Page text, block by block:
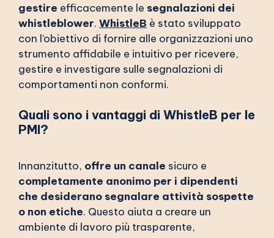
gestire efficacemente le segnalazioni dei
whistleblower. WhistleB è stato sviluppato
con l’obiettivo di fornire alle organizzazioni uno
strumento affidabile e intuitivo per ricevere,
gestire e investigare sulle segnalazioni di
comportamenti non conformi.
Quali sono i vantaggi di WhistleB per le
PMI?
Innanzitutto, offre un canale sicuro e
completamente anonimo per i dipendenti
che desiderano segnalare attività sospette
o non etiche. Questo aiuta a creare un
ambiente di lavoro più trasparente,